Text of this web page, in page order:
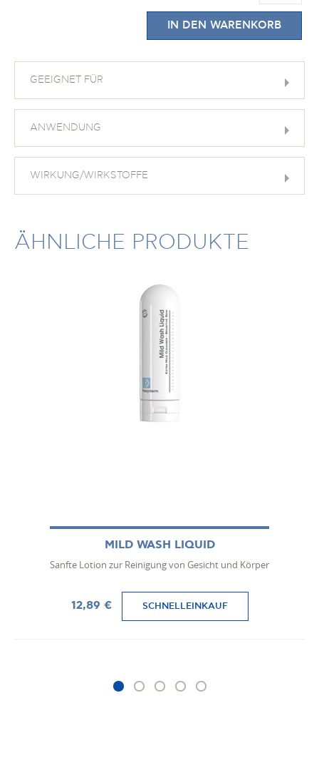
IN DEN WARENKORB
GEEIGNET FÜR
ANWENDUNG
WIRKUNG/WIRKSTOFFE
ÄHNLICHE PRODUKTE
MILD WASH LIQUID
Sanfte Lotion zur Reinigung von Gesicht und Körper
12,89 € SCHNELLEINKAUF